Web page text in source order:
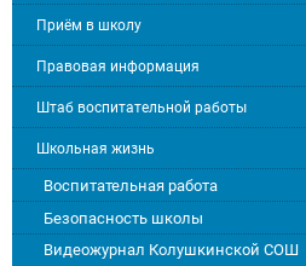
Приём в школу
Правовая информация
Штаб воспитательной работы
Школьная жизнь
Воспитательная работа
Безопасность школы
Видеожурнал Колушкинской СОШ